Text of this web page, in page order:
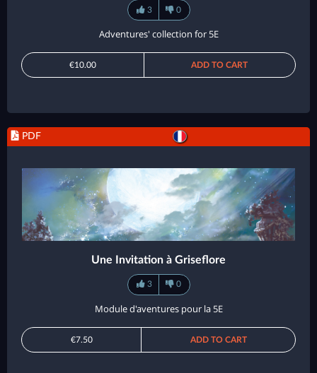
3 0
Adventures' collection for 5E
€10.00 ADD TO CART
PDF
Une Invitation à Griseflore
3 0
Module d'aventures pour la 5E
€7.50 ADD TO CART